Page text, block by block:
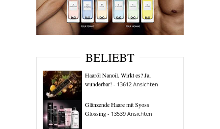
BELIEBT
Haaröl Nanoil. Wirkt es? Ja,
wunderbar! - 13612 Ansichten
Glänzende Haare mit Syoss
Glossing - 13539 Ansichten